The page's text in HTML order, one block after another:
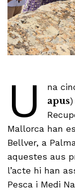
U na
apus)
Mallorca han
Bellver, a
aquestes aus
l’acte hi han
Pesca i Medi